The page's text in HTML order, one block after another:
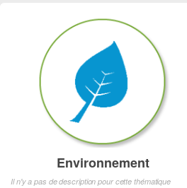
Environnement
Il n'y a pas de description pour cette thématique